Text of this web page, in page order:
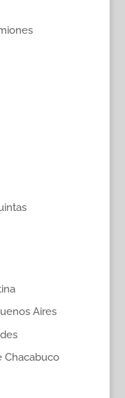
Aires
Chacabuco